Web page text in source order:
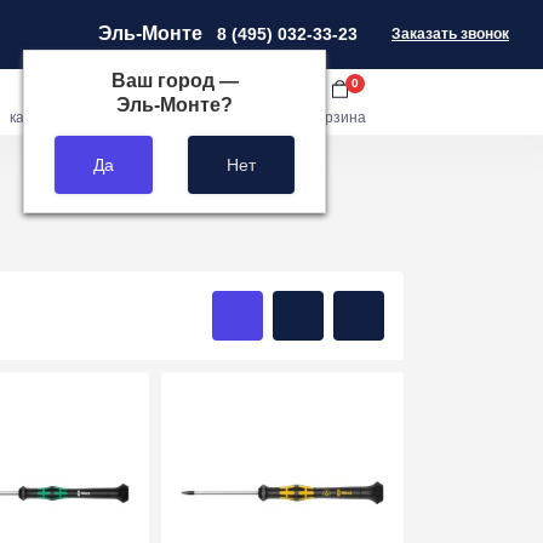
Эль-Монте
Ваш город —
Эль-Монте?
8 (495) 032-33-23 Заказать звонок
кабинет сравнить закладки корзина
0